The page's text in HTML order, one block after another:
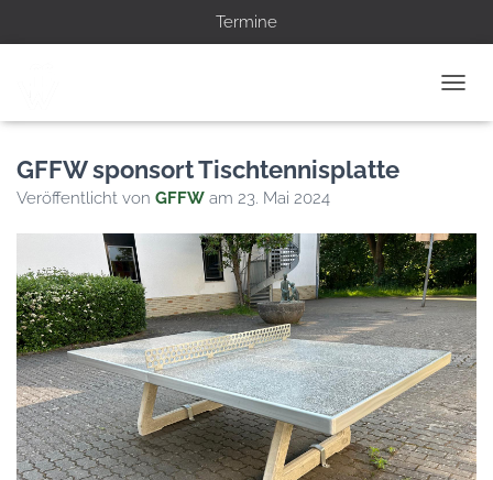
Termine
A
A
T
I
O
N
U
M
S
C
H
GFFW sponsort Tischtennisplatte
Veröffentlicht von GFFW am 23. Mai 2024